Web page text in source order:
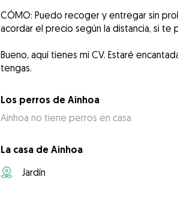
CÓMO: Puedo recoger y entregar sin
acordar el precio según la distancia, si te
Bueno, aquí tienes mi CV. Estaré
Los perros de Ainhoa
Ainhoa no tiene perros en casa
La casa de Ainhoa
Jardín